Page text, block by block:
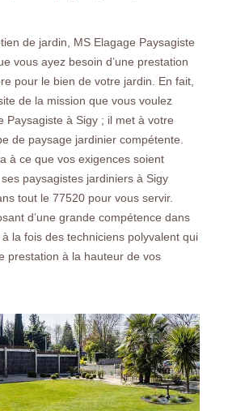
de jardin, MS Elagage Paysagiste
vous ayez besoin d’une prestation
pour le bien de votre jardin. En fait,
de la mission que vous voulez
Paysagiste à Sigy ; il met à votre
de paysage jardinier compétente.
à ce que vos exigences soient
paysagistes jardiniers à Sigy
tout le 77520 pour vous servir.
d’une grande compétence dans
la fois des techniciens polyvalent qui
prestation à la hauteur de vos